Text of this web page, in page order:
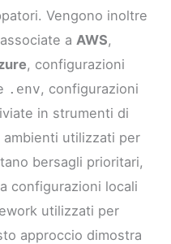
Vengono inoltre
a AWS,
, configurazioni
.env, configurazioni
in strumenti di
utilizzati per
bersagli prioritari,
configurazioni locali
utilizzati per
approccio dimostra